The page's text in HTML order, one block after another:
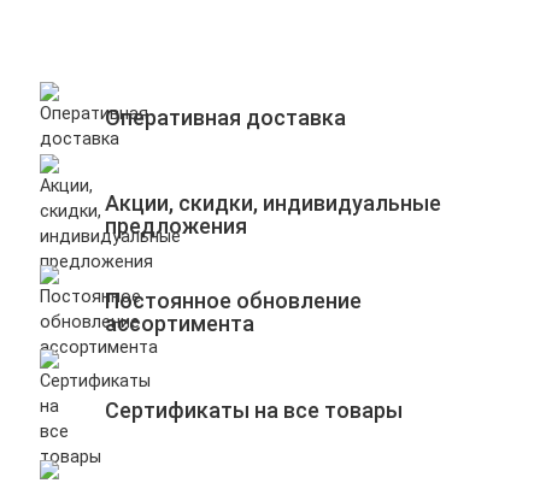
Оперативная доставка
Акции, скидки, индивидуальные
предложения
Постоянное обновление
ассортимента
Сертификаты на все товары